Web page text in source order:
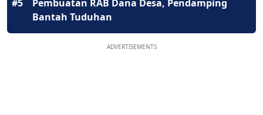
#5
Pembuatan RAB Dana Desa, Pendamping
Bantah Tuduhan
ADVERTISEMENTS